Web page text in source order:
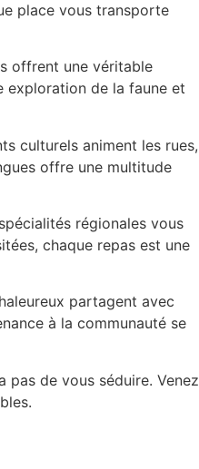
place vous transporte
offrent une véritable
exploration de la faune et
culturels animent les rues,
offre une multitude
régionales vous
chaque repas est une
partagent avec
à la communauté se
pas de vous séduire. Venez